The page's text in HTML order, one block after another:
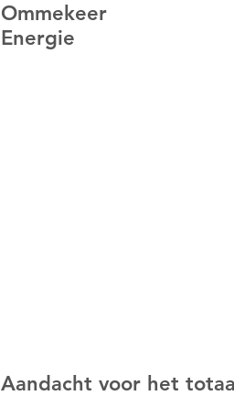
Ommekeer
Energie
Aandacht voor het totaal